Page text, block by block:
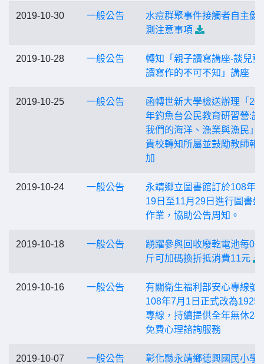
2019-10-30 一般公告
水痘群聚事件接觸者自主健
測注意事項
2019-10-28 一般公告
轉知「親子讀寫講座-談兒童
讀寫作的不可不知」講座
2019-10-25 一般公告
函轉世新大學檢送辦理「
年釣魚台公民教育研習營:認
我們的海洋、漁業與漁民」
貴校轉知所屬並鼓勵教師報
加
2019-10-24 一般公告
永靖鄉立圖書館訂於108年
19日至11月29日進行圖書盤
作業，協助公告周知。
2019-10-18 一般公告
踴躍參與回收廢乾電池每0.5
斤可加碼換折抵消費11元
2019-10-16 一般公告
有關衛生福利部安心專線號
108年7月1日正式改為1925
專線，持續提供全年無休24
免費心理諮詢服務
2019-10-07 一般公告
彰化縣永靖鄉德興國民小學